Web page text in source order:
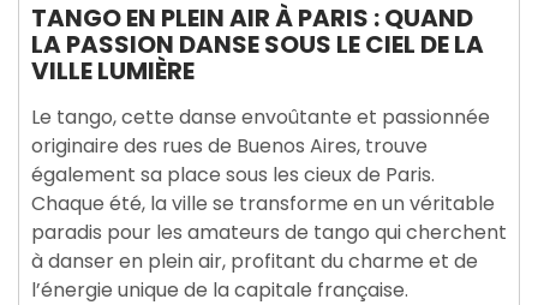
TANGO EN PLEIN AIR À PARIS : QUAND
LA PASSION DANSE SOUS LE CIEL DE LA
VILLE LUMIÈRE
Le tango, cette danse envoûtante et passionnée
originaire des rues de Buenos Aires, trouve
également sa place sous les cieux de Paris.
Chaque été, la ville se transforme en un véritable
paradis pour les amateurs de tango qui cherchent
à danser en plein air, profitant du charme et de
l’énergie unique de la capitale française.